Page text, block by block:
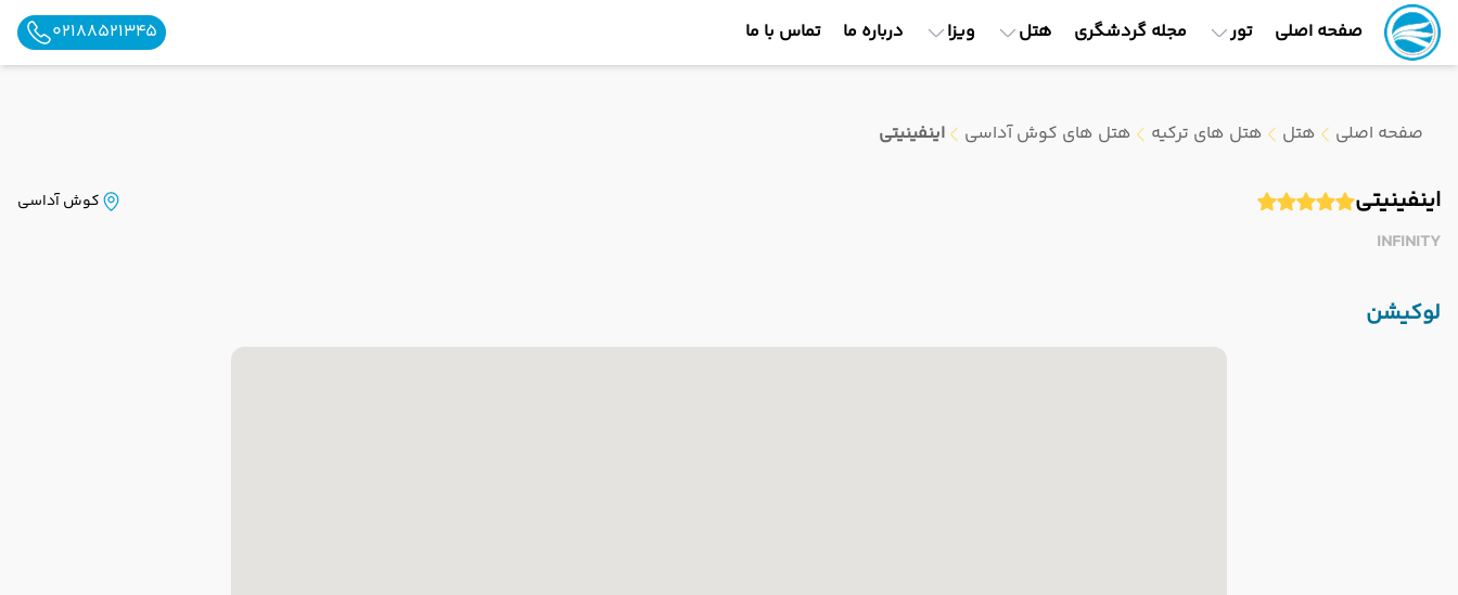
صفحه اصلی تور مجله گردشگری هتل ویزا درباره ما تماس با ما 02188521345
صفحه اصلی هتل هتل های ترکیه هتل های کوش آداسی اینفینیتی
اینفینیتی
INFINITY
کوش آداسی
لوکیشن